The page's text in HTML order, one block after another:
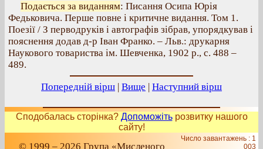
Подається за виданням: Писання Осипа Юрія
Федьковича. Перше повне і критичне видання. Том 1.
Поезії / З перводруків і автографів зібрав, упорядкував і
пояснення додав д-р Іван Франко. – Льв.: друкарня
Наукового товариства ім. Шевченка, 1902 р., с. 488 –
489.
Попередній вірш | Вище | Наступний вірш
Сподобалась сторінка? Допоможітьрозвитку нашого
сайту!
© 1999 – 2026 Група «Мисленого
Число завантажень : 1
003